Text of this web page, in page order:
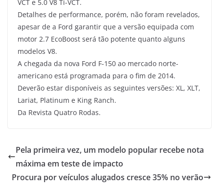
VCT e 5.0 V8 Ti-VCT.
Detalhes de performance, porém, não foram revelados,
apesar de a Ford garantir que a versão equipada com
motor 2.7 EcoBoost será tão potente quanto alguns
modelos V8.
A chegada da nova Ford F-150 ao mercado norte-
americano está programada para o fim de 2014.
Deverão estar disponíveis as seguintes versões: XL, XLT,
Lariat, Platinum e King Ranch.
Da Revista Quatro Rodas.
Pela primeira vez, um modelo popular recebe nota
máxima em teste de impacto
Procura por veículos alugados cresce 35% no verão